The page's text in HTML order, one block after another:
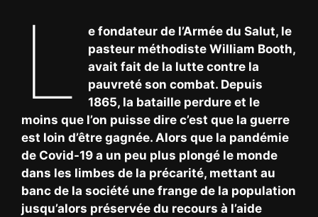
L
e fondateur de l’Armée du Salut, le
pasteur méthodiste William Booth,
avait fait de la lutte contre la
pauvreté son combat. Depuis
1865, la bataille perdure et le
moins que l’on puisse dire c’est que la guerre
est loin d’être gagnée. Alors que la pandémie
de Covid-19 a un peu plus plongé le monde
dans les limbes de la précarité, mettant au
banc de la société une frange de la population
jusqu’alors préservée du recours à l’aide